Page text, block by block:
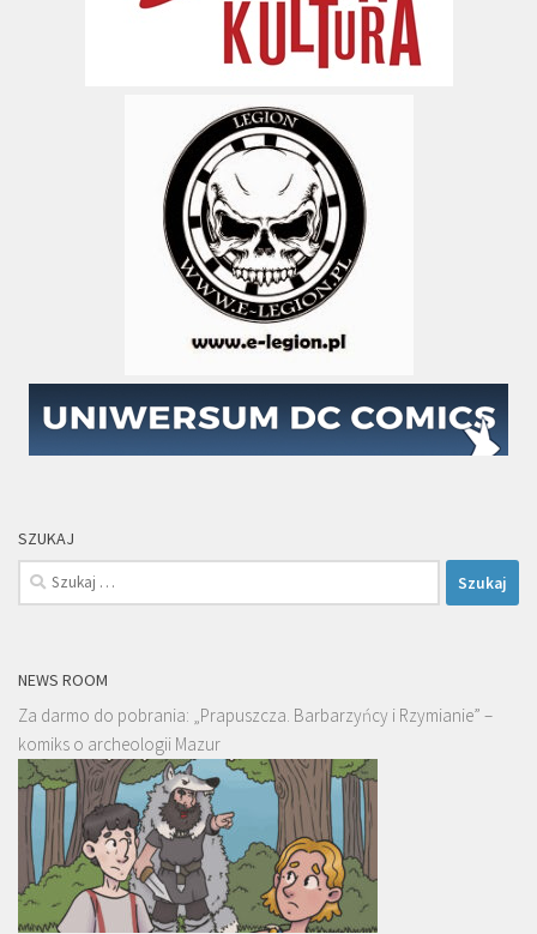
SZUKAJ
Szukaj:
NEWS ROOM
Za darmo do pobrania: „Prapuszcza. Barbarzyńcy i Rzymianie” –
komiks o archeologii Mazur